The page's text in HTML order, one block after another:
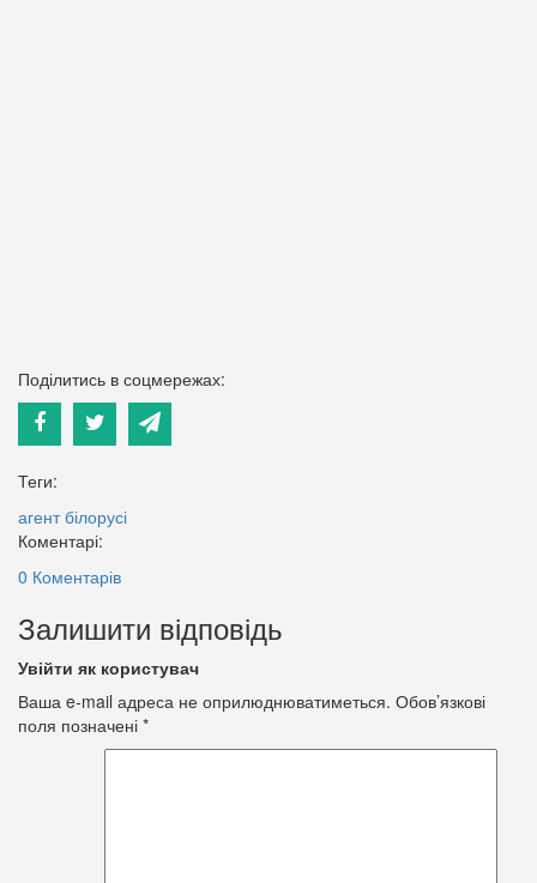
Поділитись в соцмережах:
Теги:
агент білорусі
Коментарі:
0 Коментарів
Залишити відповідь
Увійти як користувач
Ваша e-mail адреса не оприлюднюватиметься. Обов’язкові
поля позначені *